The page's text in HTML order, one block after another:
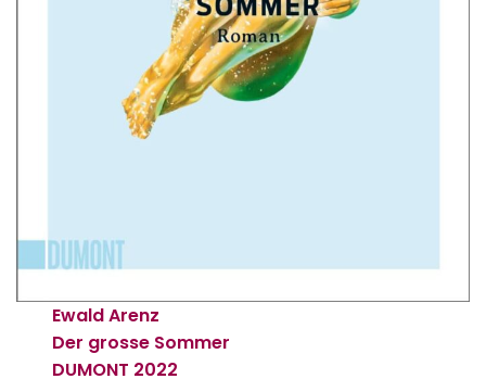
Ewald Arenz
Der grosse Sommer
DUMONT 2022